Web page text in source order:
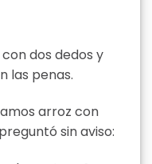
dos dedos y
las penas.
arroz con
sin aviso: